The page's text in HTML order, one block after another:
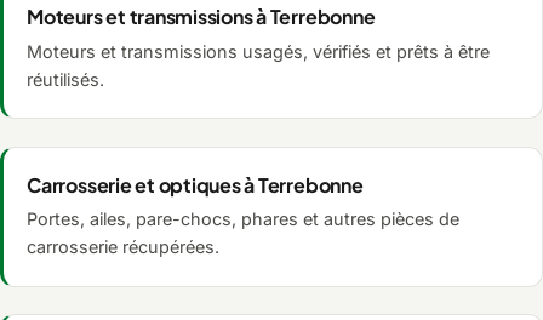
Moteurs et transmissions à Terrebonne
Moteurs et transmissions usagés, vérifiés et prêts à être
réutilisés.
Carrosserie et optiques à Terrebonne
Portes, ailes, pare-chocs, phares et autres pièces de
carrosserie récupérées.